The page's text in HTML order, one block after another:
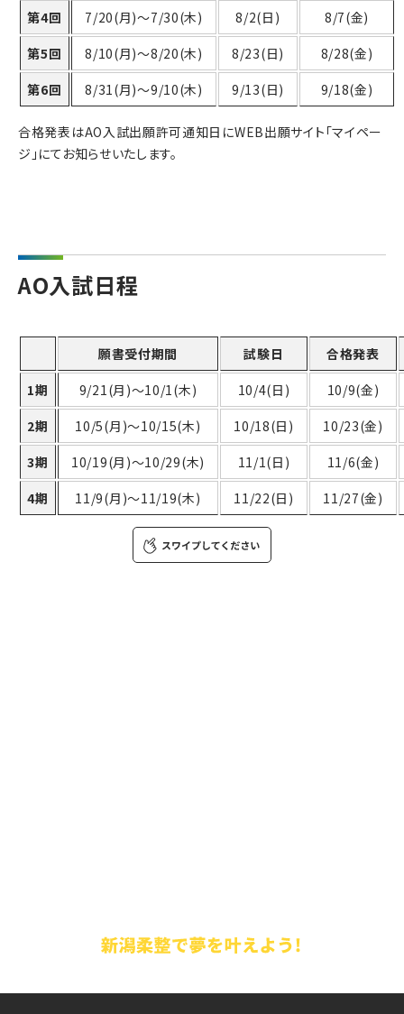
第4回
7/20(月)～7/30(木) 8/2(日)
8/7(金)
第5回
8/10(月)～8/20(木) 8/23(日)
8/28(金)
第6回
8/31(月)～9/10(木) 9/13(日) 9/18(金)
合格発表はAO入試出願許可通知日にWEB出願サイト「マイペー
ジ」にてお知らせいたします。
AO入試日程
願書受付期間 試験日
合格発表
1期
9/21(月)～10/1(木) 10/4(日)
10/9(金)
2期
10/5(月)～10/15(木) 10/18(日)
10/23(金)
3期
10/19(月)～10/29(木) 11/1(日)
11/6(金)
4期
11/9(月)～11/19(木) 11/22(日) 11/27(金)